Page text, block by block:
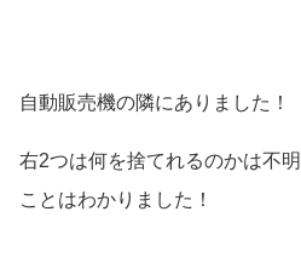
自動販売機の隣にありました！
右2つは何を捨てれるのかは不
ことはわかりました！